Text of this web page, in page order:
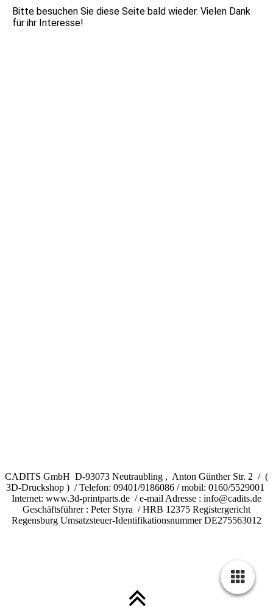
Bitte besuchen Sie diese Seite bald wieder. Vielen Dank
für ihr Interesse!
CADITS GmbH D-93073 Neutraubling , Anton Günther Str. 2 / (
3D-Druckshop ) / Telefon: 09401/9186086 / mobil: 0160/5529001
Internet: www.3d-printparts.de / e-mail Adresse : info@cadits.de
Geschäftsführer : Peter Styra / HRB 12375 Registergericht
Regensburg Umsatzsteuer-Identifikationsnummer DE275563012